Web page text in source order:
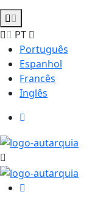
PT
Português
Espanhol
Francês
Inglês